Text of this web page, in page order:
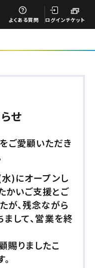
よくある質問 ログインチケット
閉じる
を選択の上、ご覧にな
ンクから劇場の選択へ
せ
ご愛顧いただき
)にオープンし
かいご支援とご
が、残念ながら
して、営業を終
賜りましたこ
閉じる